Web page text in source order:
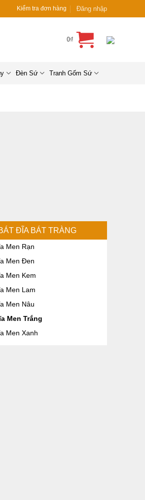
Kiểm tra đơn hàng Đăng nhập
0₫
Đèn Sứ Tranh Gốm Sứ
ĐĨA BÁT TRÀNG
Men Rạn
Men Đen
Men Kem
Men Lam
Men Nâu
Men Trắng
Men Xanh